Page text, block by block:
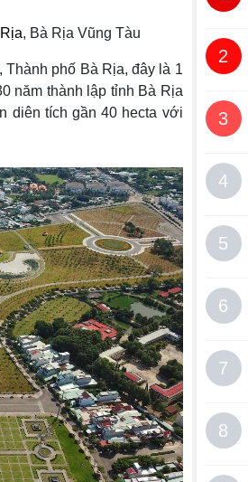
, Bà Rịa Vũng Tàu
phố Bà Rịa, đây là 1
năm thành lập tỉnh Bà Rịa
diên tích gần 40 hecta với
2
3
4
5
6
7
8